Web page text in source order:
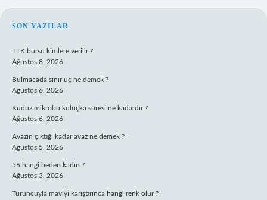
SIDEBAR
SON YAZILAR
TTK bursu kimlere verilir ?
Ağustos 8, 2026
Bulmacada sınır uç ne demek ?
Ağustos 6, 2026
Kuduz mikrobu kuluçka süresi ne kadardır ?
Ağustos 6, 2026
Avazın çıktığı kadar avaz ne demek ?
Ağustos 5, 2026
56 hangi beden kadın ?
Ağustos 3, 2026
Turuncuyla maviyi karıştırınca hangi renk olur ?